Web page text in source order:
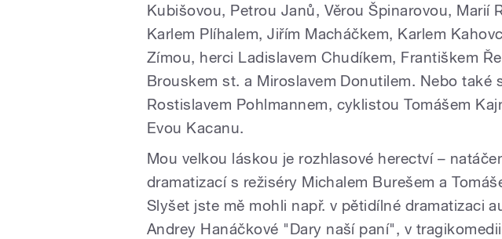
Kubišovou, Petrou Janů, Věrou Špinarovou, Marií
Karlem Plíhalem, Jiřím Macháčkem, Karlem
Zímou, herci Ladislavem Chudíkem, Františkem
Brouskem st. a Miroslavem Donutilem. Nebo také
Rostislavem Pohlmannem, cyklistou Tomášem
Evou Kacanu.
Mou velkou láskou je rozhlasové herectví –
dramatizací s režiséry Michalem Burešem a
Slyšet jste mě mohli např. v pětidílné dramatizaci
Andrey Hanáčkové "Dary naší paní", v